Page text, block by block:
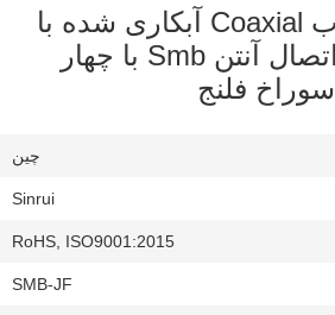
اتصالات ضد آب Coaxial آبکاری شده با
روکش طلا اتصال آنتن Smb با چهار
سوراخ فلنج
چین
Sinrui
RoHS, ISO9001:2015
SMB-JF